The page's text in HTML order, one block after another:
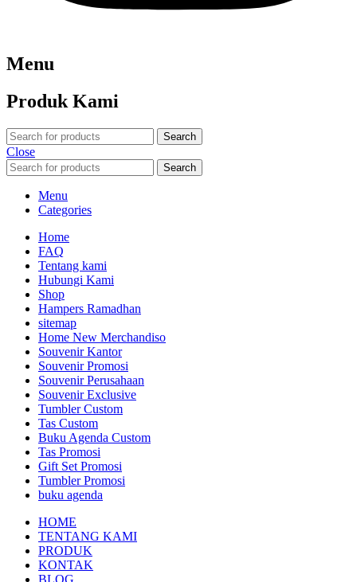
Menu
Produk Kami
Search
Close
Search
Menu
Categories
Home
FAQ
Tentang kami
Hubungi Kami
Shop
Hampers Ramadhan
sitemap
Home New Merchandiso
Souvenir Kantor
Souvenir Promosi
Souvenir Perusahaan
Souvenir Exclusive
Tumbler Custom
Tas Custom
Buku Agenda Custom
Tas Promosi
Gift Set Promosi
Tumbler Promosi
buku agenda
HOME
TENTANG KAMI
PRODUK
KONTAK
BLOG